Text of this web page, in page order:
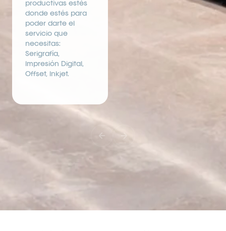
productivas estés
donde estés para
poder darte el
servicio que
necesitas:
Serigrafía,
Impresión Digital,
Offset, Inkjet.